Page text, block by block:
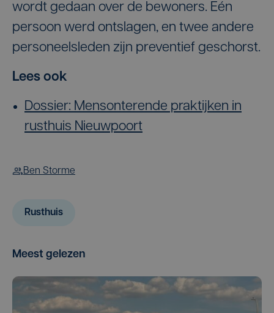
wordt gedaan over de bewoners. Eén
persoon werd ontslagen, en twee andere
personeelsleden zijn preventief geschorst.
Lees ook
Dossier: Mensonterende praktijken in
rusthuis Nieuwpoort
Ben Storme
Rusthuis
Meest gelezen